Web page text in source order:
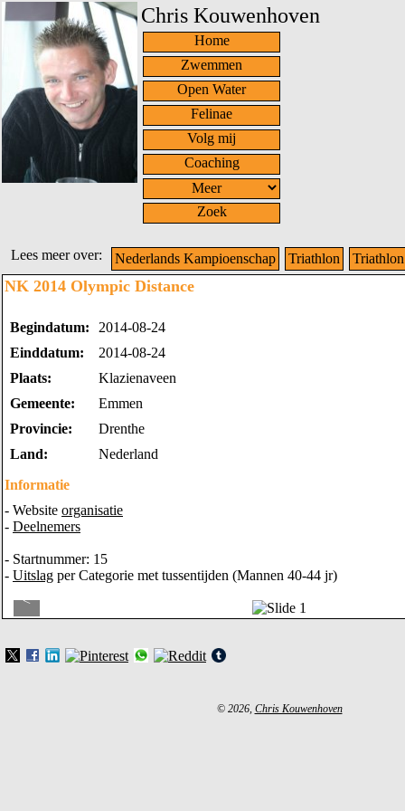
Chris Kouwenhoven
Home
Zwemmen
Open Water
Felinae
Volg mij
Coaching
Zoek
Lees meer over: Nederlands Kampioenschap Triathlon
NK 2014 Olympic Distance
Begindatum:
2014-08-24
Einddatum:
2014-08-24
Plaats:
Klazienaveen
Gemeente:
Emmen
Provincie:
Drenthe
Land:
Nederland
Informatie
- Website organisatie
- Deelnemers
- Startnummer: 15
- Uitslag per Categorie met tussentijden (Mannen 40-44 jr)
<
© 2026, Chris Kouwenhoven